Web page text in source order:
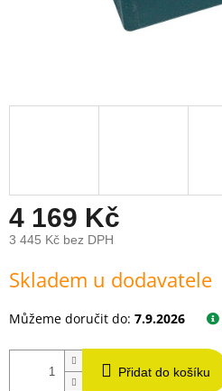
4 169 Kč
3 445 Kč bez DPH
cena:
Skladem u dodavatele
Můžeme doručit do: 7.9.2026
Přidat do košíku